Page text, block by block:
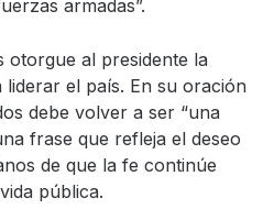
armadas”.
otorgue al presidente la
el país. En su oración
debe volver a ser “una
frase que refleja el deseo
de que la fe continúe
pública.